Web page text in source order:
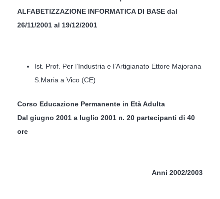
ALFABETIZZAZIONE INFORMATICA DI BASE dal
26/11/2001 al 19/12/2001
Ist. Prof. Per l’Industria e l’Artigianato Ettore Majorana
S.Maria a Vico (CE)
Corso Educazione Permanente in Età Adulta
Dal giugno 2001 a luglio 2001 n. 20 partecipanti di 40
ore
Anni 2002/2003